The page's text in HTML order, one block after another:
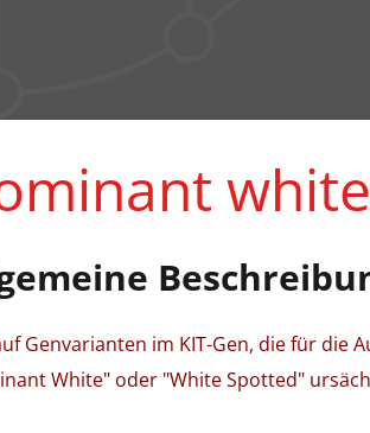
Genvarianten im KIT-Gen, die für die
White" oder "White Spotted"